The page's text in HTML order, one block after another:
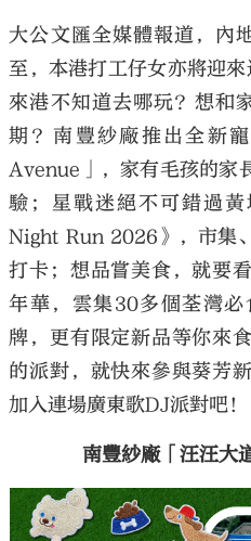
大公文匯全媒體報道，內
至，本港打工仔女亦將迎
來港不知道去哪玩？想和
期？南豐紗廠推出全新
Avenue」，家有毛孩的家
驗；星戰迷絕不可錯過
Night Run 2026》，市集
打卡；想品嘗美食，就要
年華，雲集30多個荃灣
牌，更有限定新品等你來
的派對，就快來參與葵芳
加入連場廣東歌DJ派對吧！
南豐紗廠「汪汪大